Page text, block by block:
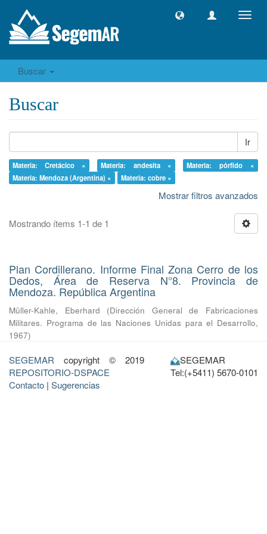
Buscar
Buscar
Ir
Materia: Cretácico × Materia: andesita ×
Materia: pórfido ×
Materia: Mendoza (Argentina) ×
Materia: cobre ×
Mostrar filtros avanzados
Mostrando ítems 1-1 de 1
Plan Cordillerano. Informe Final Zona Cerro de los
Dedos, Área de Reserva N°8. Provincia de
Mendoza. República Argentina
Müller-Kahle, Eberhard (Dirección General de Fabricaciones
Militares. Programa de las Naciones Unidas para el Desarrollo,
1967)
SEGEMAR copyright © 2019
REPOSITORIO-DSPACE
Contacto | Sugerencias
SEGEMAR
Tel:(+5411) 5670-0101